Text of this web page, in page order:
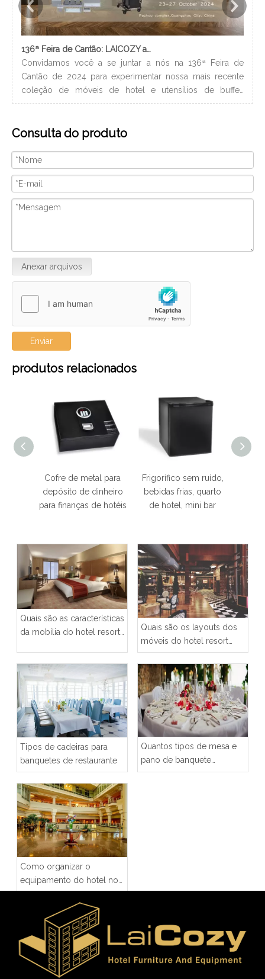
136ª Feira de Cantão: LAICOZY apresenta o futuro dos móveis para hotéis e utensílios de buffet
Convidamos você a se juntar a nós na 136ª Feira de
Cantão de 2024 para experimentar nossa mais recente
coleção de móveis de hotel e utensílios de buffet.
Estamos ansiosos para nos conectar com profissionais da
nossa paixão por artesanato de qualidade e design
Consulta do produto
Anexar arquivos
Enviar
produtos relacionados
Cofre de metal para
depósito de dinheiro
para finanças de hotéis
Frigorífico sem ruído,
bebidas frias, quarto
de hotel, mini bar
Quais são as características
da mobília do hotel resort
Quais são os layouts dos
móveis do hotel resort
villa?
Tipos de cadeiras para
banquetes de restaurante
Quantos tipos de mesa e
pano de banquete
podemos escolher?
Como organizar o
equipamento do hotel no
lobby?